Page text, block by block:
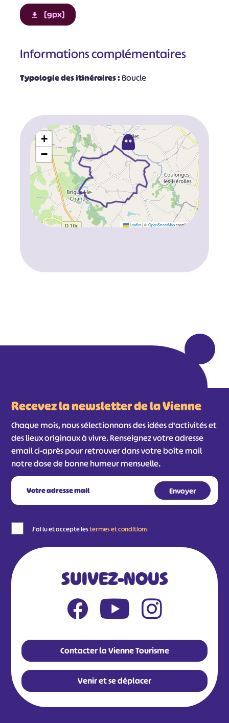
[gpx]
Informations complémentaires
Typologie des itinéraires :Boucle
+
−
Leaflet |©OpenStreetMapcontributors
Recevez la newsletter de la Vienne
Chaque mois, nous sélectionnons des idées d'activités et
des lieux originaux à vivre. Renseignez votre adresse
email ci-après pour retrouver dans votre boîte mail
notre dose de bonne humeur mensuelle.
J'ai lu et accepte lestermes et conditions
SUIVEZ-NOUS
Contacter la Vienne Tourisme
Venir et se déplacer
#
#
#